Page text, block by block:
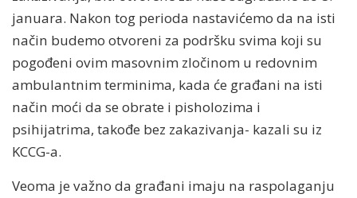
januara. Nakon tog perioda nastavićemo da na isti
način budemo otvoreni za podršku svima koji su
pogođeni ovim masovnim zločinom u redovnim
ambulantnim terminima, kada će građani na isti
način moći da se obrate i pisholozima i
psihijatrima, takođe bez zakazivanja- kazali su iz
KCCG-a.
Veoma je važno da građani imaju na raspolaganju